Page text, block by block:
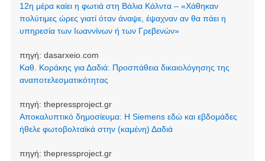
12η μέρα καίει η φωτιά στη Βάλια Κάλντα – «Χάθηκαν
πολύτιμες ώρες γιατί όταν άναψε, έψαχναν αν θα πάει η
υπηρεσία των Ιωαννίνων ή των Γρεβενών»
πηγή: dasarxeio.com
Καθ. Κοράκης για Δαδιά: Προσπάθεια δικαιολόγησης της
αναποτελεσματικότητας
πηγή: thepressproject.gr
Αποκαλυπτικό δημοσίευμα: Η Siemens εδώ και εβδομάδες
ήθελε φωτοβολταϊκά στην (καμένη) Δαδιά
πηγή: thepressproject.gr